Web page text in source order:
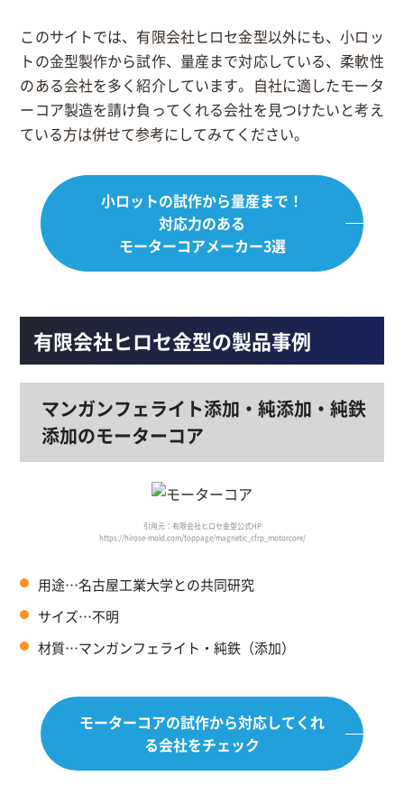
このサイトでは、有限会社ヒロセ金型以外にも、小ロッ
トの金型製作から試作、量産まで対応している、柔軟性
のある会社を多く紹介しています。自社に適したモータ
ーコア製造を請け負ってくれる会社を見つけたいと考え
ている方は併せて参考にしてみてください。
小ロットの試作から量産まで！
対応力のある
モーターコアメーカー3選
有限会社ヒロセ金型の製品事例
マンガンフェライト添加・純添加・純鉄
添加のモーターコア
引用元：有限会社ヒロセ金型公式HP
https://hirose-mold.com/toppage/magnetic_cfrp_motorcore/
用途…名古屋工業大学との共同研究
サイズ…不明
材質…マンガンフェライト・純鉄（添加）
モーターコアの試作から対応してくれ
る会社をチェック